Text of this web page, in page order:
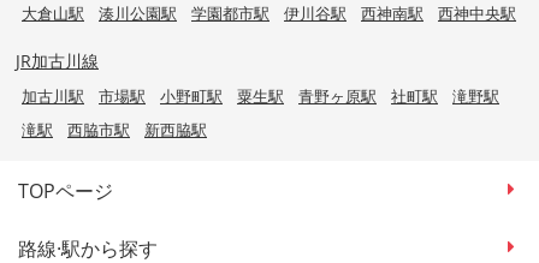
大倉山駅 湊川公園駅 学園都市駅 伊川谷駅 西神南駅 西神中央駅
JR加古川線
加古川駅 市場駅 小野町駅 粟生駅 青野ヶ原駅 社町駅
滝野駅
滝駅
西脇市駅 新西脇駅
TOPページ
路線·駅から探す